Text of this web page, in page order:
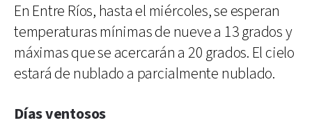
En Entre Ríos, hasta el miércoles, se esperan
temperaturas mínimas de nueve a 13 grados y
máximas que se acercarán a 20 grados. El cielo
estará de nublado a parcialmente nublado.
Días ventosos